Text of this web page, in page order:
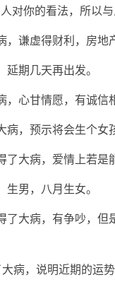
对你的看法，所以
，谦虚得财利，房地
期几天再出发。
，心甘情愿，有诚信
病，预示将会生个女
了大病，爱情上若是
男，八月生女。
了大病，有争吵，
病，说明近期的运势